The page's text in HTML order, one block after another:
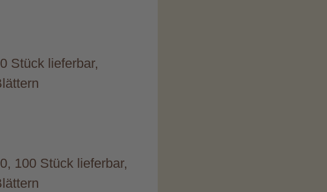
Stück lieferbar,
100 Stück lieferbar,